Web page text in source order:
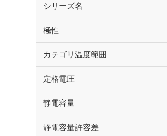
シリーズ名
極性
カテゴリ温度範囲
定格電圧
静電容量
静電容量許容差